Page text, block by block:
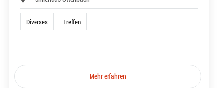
Diverses Treffen
Mehr erfahren